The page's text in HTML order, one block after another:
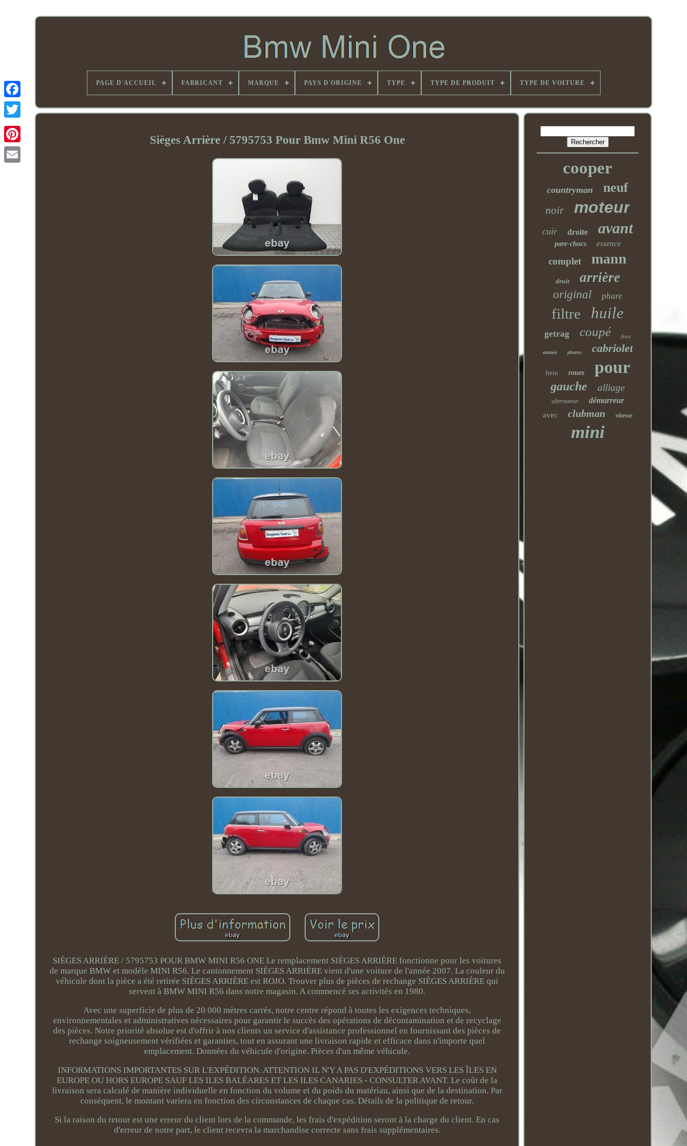
PAGE D'ACCUEIL FABRICANT MARQUE PAYS D'ORIGINE TYPE TYPE DE PRODUIT TYPE DE VOITURE
Sièges Arrière / 5795753 Pour Bmw Mini R56 One
SIÈGES ARRIÈRE / 5795753 POUR BMW MINI R56 ONE Le remplacement SIÈGES ARRIÈRE fonctionne pour les voitures
de marque BMW et modèle MINI R56. Le cantonnement SIÈGES ARRIÈRE vient d'une voiture de l'année 2007. La couleur du
véhicule dont la pièce a été retirée SIÈGES ARRIÈRE est ROJO. Trouver plus de pièces de rechange SIÈGES ARRIÈRE qui
servent à BMW MINI R56 dans notre magasin. A commencé ses activités en 1980.
Avec une superficie de plus de 20 000 mètres carrés, notre centre répond à toutes les exigences techniques,
environnementales et administratives nécessaires pour garantir le succès des opérations de décontamination et de recyclage
des pièces. Notre priorité absolue est d'offrir à nos clients un service d'assistance professionnel en fournissant des pièces de
rechange soigneusement vérifiées et garanties, tout en assurant une livraison rapide et efficace dans n'importe quel
emplacement. Données du véhicule d'origine. Pièces d'un même véhicule.
INFORMATIONS IMPORTANTES SUR L'EXPÉDITION. ATTENTION IL N'Y A PAS D'EXPÉDITIONS VERS LES ÎLES EN
EUROPE OU HORS EUROPE SAUF LES ILES BALÉARES ET LES ILES CANARIES - CONSULTER AVANT. Le coût de la
livraison sera calculé de manière individuelle en fonction du volume et du poids du matériau, ainsi que de la destination. Par
conséquent, le montant variera en fonction des circonstances de chaque cas. Détails de la politique de retour.
Si la raison du retour est une erreur du client lors de la commande, les frais d'expédition seront à la charge du client. En cas
d'erreur de notre part, le client recevra la marchandise correcte sans frais supplémentaires.
cooper
countryman neuf
noir moteur
cuir droite avant
pare-chocs essence
complet mann
droit arrière
original phare
filtre huile
getrag coupé feux
année phares cabriolet
frein roues pour
gauche alliage
alternateur démarreur
avec clubman vitesse
mini